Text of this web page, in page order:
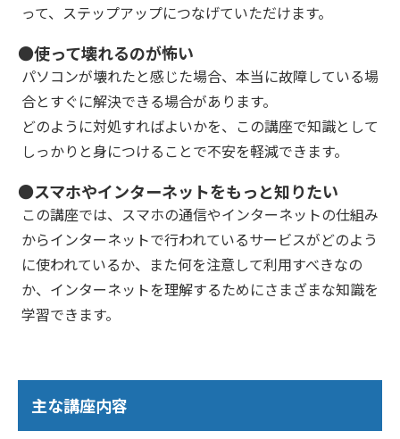
って、ステップアップにつなげていただけます。
●使って壊れるのが怖い
パソコンが壊れたと感じた場合、本当に故障している場
合とすぐに解決できる場合があります。
どのように対処すればよいかを、この講座で知識として
しっかりと身につけることで不安を軽減できます。
●スマホやインターネットをもっと知りたい
この講座では、スマホの通信やインターネットの仕組み
からインターネットで行われているサービスがどのよう
に使われているか、また何を注意して利用すべきなの
か、インターネットを理解するためにさまざまな知識を
学習できます。
主な講座内容